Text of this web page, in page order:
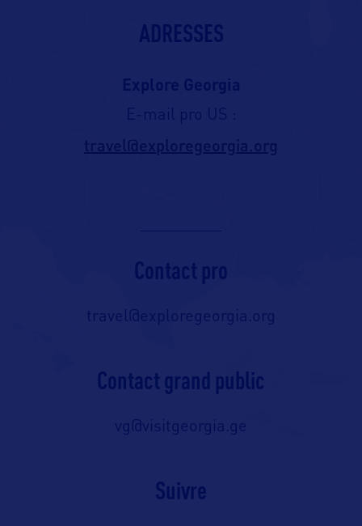
ADRESSES
Explore Georgia
travel@exploregeorgia.org
travel@exploregeorgia.org
Contact grand public
vg@visitgeorgia.ge
Suivre